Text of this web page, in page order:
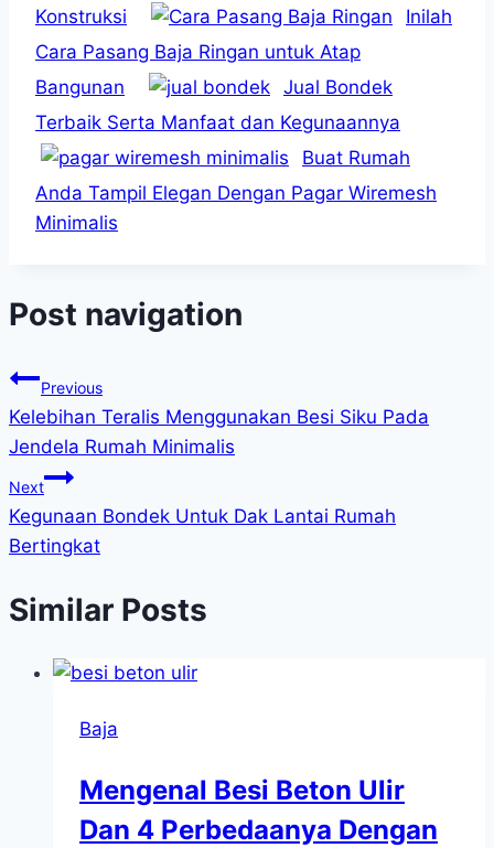
Konstruksi
Inilah
Cara Pasang Baja Ringan untuk Atap
Bangunan
Jual Bondek
Terbaik Serta Manfaat dan Kegunaannya
Buat Rumah
Anda Tampil Elegan Dengan Pagar Wiremesh
Minimalis
Post navigation
Previous
Kelebihan Teralis Menggunakan Besi Siku Pada
Jendela Rumah Minimalis
Next
Kegunaan Bondek Untuk Dak Lantai Rumah
Bertingkat
Similar Posts
Baja
Mengenal Besi Beton Ulir
Dan 4 Perbedaanya Dengan